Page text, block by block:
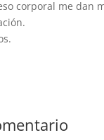
corporal me dan